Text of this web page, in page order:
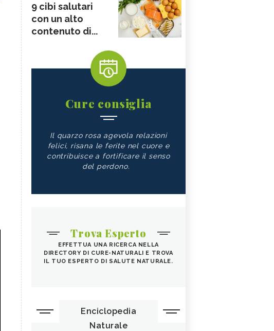
9 cibi salutari
con un alto
contenuto di...
Cure consiglia
Il quarzo rosa agevola relazioni
felici, risana le ferite nel cuore e
contribuisce a fortificare il senso
del perdono.
Trova Esperto
EFFETTUA UNA RICERCA NELLA
DIRECTORY DI CURE-NATURALI E TROVA
IL TUO ESPERTO DI SALUTE NATURALE.
Enciclopedia
Naturale